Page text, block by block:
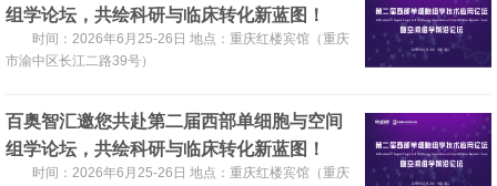
组学论坛，共绘科研与临床转化新蓝图！
时间：2026年6月25-26日 地点：重庆红楼宾馆（‌重庆
市渝中区长江二路39号）
百奥智汇邀您共赴第二届西部单细胞与空间
组学论坛，共绘科研与临床转化新蓝图！
时间：2026年6月25-26日 地点：重庆红楼宾馆（‌重庆